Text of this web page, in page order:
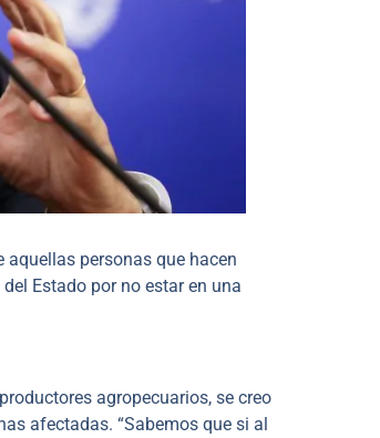
personas que hacen
Estado por no estar en una
agropecuarios, se creo
afectadas. “Sabemos que si al